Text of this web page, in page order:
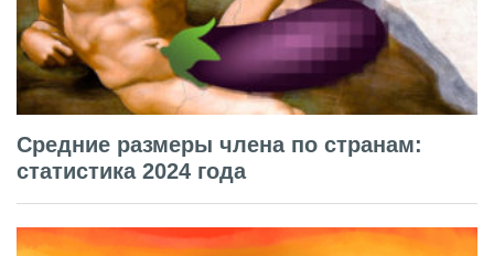
Средние размеры члена по странам:
статистика 2024 года